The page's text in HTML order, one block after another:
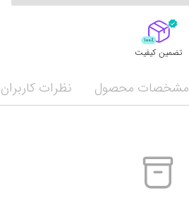
تضمین کیفیت
مشخصات محصول نظرات کاربران